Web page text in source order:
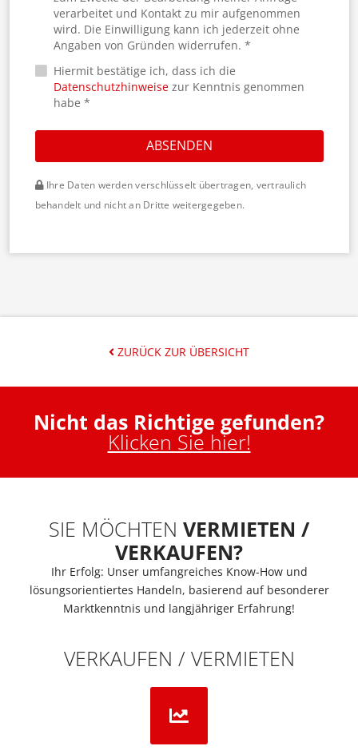
verarbeitet und Kontakt zu mir aufgenommen
wird. Die Einwilligung kann ich jederzeit ohne
Angaben von Gründen widerrufen. *
Hiermit bestätige ich, dass ich die
Datenschutzhinweisezur Kenntnis genommen
habe *
ABSENDEN
Ihre Daten werden verschlüsselt übertragen, vertraulich
behandelt und nicht an Dritte weitergegeben.
ZURÜCK ZUR ÜBERSICHT
Nicht das Richtige gefunden?
Klicken Sie hier!
SIE MÖCHTEN VERMIETEN /
VERKAUFEN?
Ihr Erfolg: Unser umfangreiches Know-How und
lösungsorientiertes Handeln, basierend auf besonderer
Marktkenntnis und langjähriger Erfahrung!
VERKAUFEN / VERMIETEN